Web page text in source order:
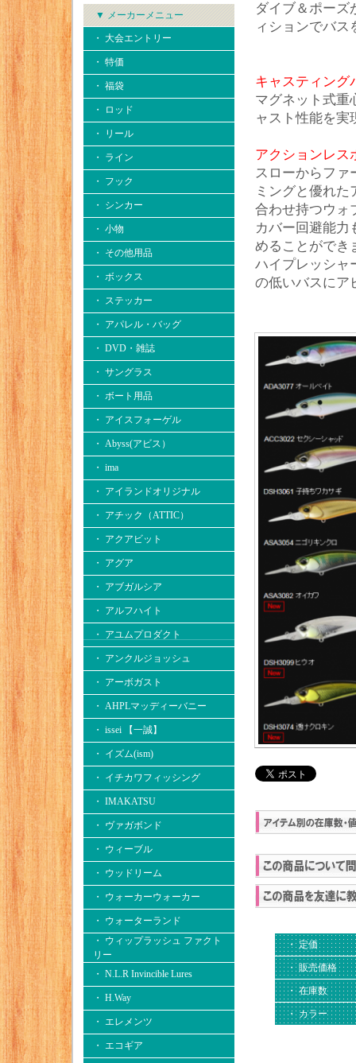
▼ メーカーメニュー
・ 大会エントリー
・ 特価
・ 福袋
・ ロッド
・ リール
・ ライン
・ フック
・ シンカー
・ 小物
・ その他用品
・ ボックス
・ ステッカー
・ アパレル・バッグ
・ DVD・雑誌
・ サングラス
・ ボート用品
・ アイスフォーゲル
・ Abyss(アビス）
・ ima
・ アイランドオリジナル
・ アチック（ATTIC）
・ アクアビット
・ アグア
・ アブガルシア
・ アルフハイト
・ アユムプロダクト
・ アンクルジョッシュ
・ アーボガスト
・ AHPLマッディーバニー
・ issei 【一誠】
・ イズム(ism)
・ イチカワフィッシング
・ IMAKATSU
・ ヴァガボンド
・ ウィーブル
・ ウッドリーム
・ ウォーカーウォーカー
・ ウォーターランド
・ ウィップラッシュ ファクト
リー
・ N.L.R Invincible Lures
・ H.Way
・ エレメンツ
・ エコギア
ダイブ＆ポーズ
ィションでバス
キャスティング
マグネット式重
ャスト性能を実
アクションレス
スローからファ
ミングと優れた
合わせ持つウォ
カバー回避能力
めることができ
ハイプレッシャ
の低いバスにア
・ 定価
・ 販売価格
・ 在庫数
・ カラー